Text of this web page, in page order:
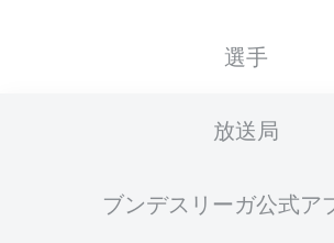
選手
放送局
ブンデスリーガ公式ア
2026/2027